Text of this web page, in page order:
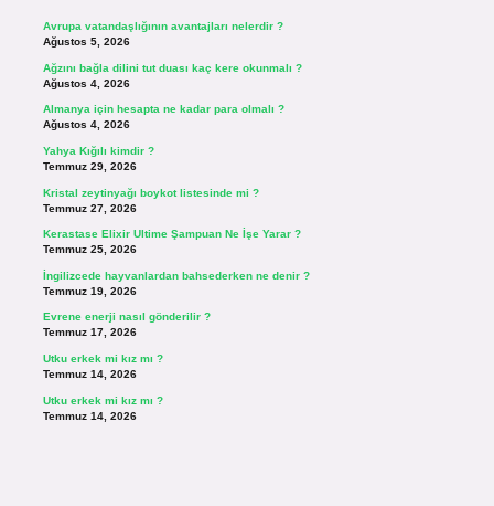
Avrupa vatandaşlığının avantajları nelerdir ?
Ağustos 5, 2026
Ağzını bağla dilini tut duası kaç kere okunmalı ?
Ağustos 4, 2026
Almanya için hesapta ne kadar para olmalı ?
Ağustos 4, 2026
Yahya Kığılı kimdir ?
Temmuz 29, 2026
Kristal zeytinyağı boykot listesinde mi ?
Temmuz 27, 2026
Kerastase Elixir Ultime Şampuan Ne İşe Yarar ?
Temmuz 25, 2026
İngilizcede hayvanlardan bahsederken ne denir ?
Temmuz 19, 2026
Evrene enerji nasıl gönderilir ?
Temmuz 17, 2026
Utku erkek mi kız mı ?
Temmuz 14, 2026
Utku erkek mi kız mı ?
Temmuz 14, 2026